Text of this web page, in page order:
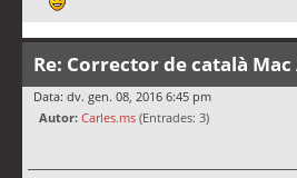
Re: Corrector de català Mac
Data: dv. gen. 08, 2016 6:45 pm
Autor: Carles.ms (Entrades: 3)